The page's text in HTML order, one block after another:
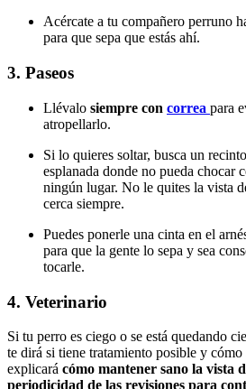
Acércate a tu compañero perruno
para que sepa que estás ahí.
3. Paseos
Llévalo siempre con correa para
atropellarlo.
Si lo quieres soltar, busca un
esplanada donde no pueda chocar
ningún lugar. No le quites la vista
cerca siempre.
Puedes ponerle una cinta en el
para que la gente lo sepa y sea
tocarle.
4. Veterinario
Si tu perro es ciego o se está quedando
te dirá si tiene tratamiento posible y
explicará cómo mantener sano la vista
periodicidad de las revisiones para